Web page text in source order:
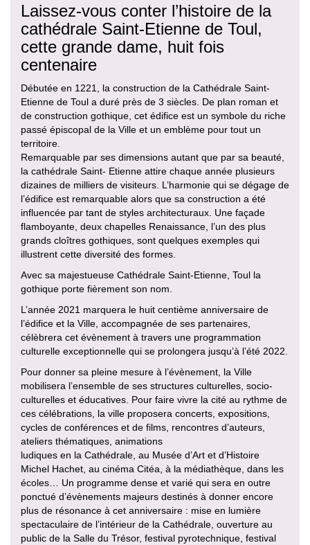
Laissez-vous conter l’histoire de la
cathédrale Saint-Etienne de Toul,
cette grande dame, huit fois
centenaire
Débutée en 1221, la construction de la Cathédrale Saint-
Etienne de Toul a duré près de 3 siècles. De plan roman et
de construction gothique, cet édifice est un symbole du riche
passé épiscopal de la Ville et un emblème pour tout un
territoire.
Remarquable par ses dimensions autant que par sa beauté,
la cathédrale Saint- Etienne attire chaque année plusieurs
dizaines de milliers de visiteurs. L’harmonie qui se dégage de
l’édifice est remarquable alors que sa construction a été
influencée par tant de styles architecturaux. Une façade
flamboyante, deux chapelles Renaissance, l’un des plus
grands cloîtres gothiques, sont quelques exemples qui
illustrent cette diversité des formes.
Avec sa majestueuse Cathédrale Saint-Etienne, Toul la
gothique porte fièrement son nom.
L’année 2021 marquera le huit centième anniversaire de
l’édifice et la Ville, accompagnée de ses partenaires,
célèbrera cet évènement à travers une programmation
culturelle exceptionnelle qui se prolongera jusqu’à l’été 2022.
Pour donner sa pleine mesure à l’évènement, la Ville
mobilisera l’ensemble de ses structures culturelles, socio-
culturelles et éducatives. Pour faire vivre la cité au rythme de
ces célébrations, la ville proposera concerts, expositions,
cycles de conférences et de films, rencontres d’auteurs,
ateliers thématiques, animations
ludiques en la Cathédrale, au Musée d’Art et d’Histoire
Michel Hachet, au cinéma Citéa, à la médiathèque, dans les
écoles… Un programme dense et varié qui sera en outre
ponctué d’évènements majeurs destinés à donner encore
plus de résonance à cet anniversaire : mise en lumière
spectaculaire de l’intérieur de la Cathédrale, ouverture au
public de la Salle du Trésor, festival pyrotechnique, festival